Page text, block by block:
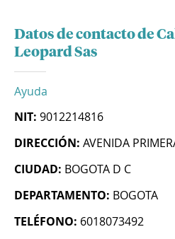
Datos de contacto de
Leopard Sas
Ayuda
NIT: 9012214816
DIRECCIÓN: AVENIDA
CIUDAD: BOGOTA D C
DEPARTAMENTO: BOGOTA
TELÉFONO: 6018073492